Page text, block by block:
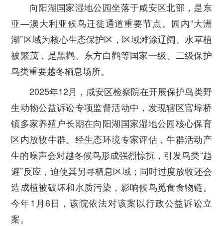
向阳湖国家湿地公园坐落于咸安区北部，是东
亚—澳大利亚候鸟迁徙通道重要节点。园内“大洲
湖”区域为核心生态保护区，区域滩涂辽阔、水草植
被繁茂，是黑鹳、东方白鹳等国家一级、二级保护
鸟类重要越冬栖息场所。
2025年12月，咸安区检察院在开展保护鸟类野
生动物公益诉讼专项监督活动中，发现辖区官埠桥
镇多家养殖户长期在向阳湖国家湿地公园核心保育
区内放牧牛群。经生态环境专家评估，牛群活动产
生的噪声会对越冬候鸟形成强烈惊扰，引发鸟类“趋
避”反应，迫使其另寻栖息区域；同时过度放牧还会
造成植被破坏和水质污染，影响候鸟觅食食物链。
今年1月6日，该院依法对该案以行政公益诉讼立
案。